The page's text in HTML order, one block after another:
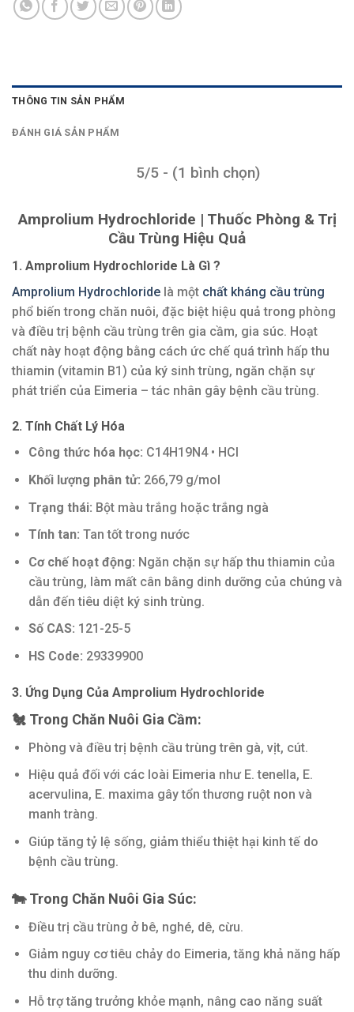
THÔNG TIN SẢN PHẨM
ĐÁNH GIÁ SẢN PHẨM
5/5 - (1 bình chọn)
Amprolium Hydrochloride | Thuốc Phòng & Trị
Cầu Trùng Hiệu Quả
1. Amprolium Hydrochloride Là Gì ?
Amprolium Hydrochloride là một chất kháng cầu trùng
phổ biến trong chăn nuôi, đặc biệt hiệu quả trong phòng
và điều trị bệnh cầu trùng trên gia cầm, gia súc. Hoạt
chất này hoạt động bằng cách ức chế quá trình hấp thu
thiamin (vitamin B1) của ký sinh trùng, ngăn chặn sự
phát triển của Eimeria – tác nhân gây bệnh cầu trùng.
2. Tính Chất Lý Hóa
Công thức hóa học: C14H19N4 • HCl
Khối lượng phân tử: 266,79 g/mol
Trạng thái: Bột màu trắng hoặc trắng ngà
Tính tan: Tan tốt trong nước
Cơ chế hoạt động: Ngăn chặn sự hấp thu thiamin của
cầu trùng, làm mất cân bằng dinh dưỡng của chúng và
dẫn đến tiêu diệt ký sinh trùng.
Số CAS: 121-25-5
HS Code: 29339900
3. Ứng Dụng Của Amprolium Hydrochloride
🐔 Trong Chăn Nuôi Gia Cầm:
Phòng và điều trị bệnh cầu trùng trên gà, vịt, cút.
Hiệu quả đối với các loài Eimeria như E. tenella, E.
acervulina, E. maxima gây tổn thương ruột non và
manh tràng.
Giúp tăng tỷ lệ sống, giảm thiểu thiệt hại kinh tế do
bệnh cầu trùng.
🐄 Trong Chăn Nuôi Gia Súc:
Điều trị cầu trùng ở bê, nghé, dê, cừu.
Giảm nguy cơ tiêu chảy do Eimeria, tăng khả năng hấp
thu dinh dưỡng.
Hỗ trợ tăng trưởng khỏe mạnh, nâng cao năng suất